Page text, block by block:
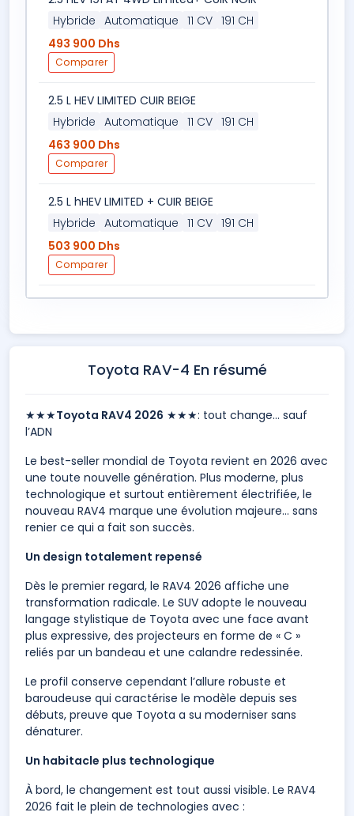
Hybride Automatique 11 CV 191 CH
493 900 Dhs
Comparer
2.5 L HEV LIMITED CUIR BEIGE
Hybride Automatique 11 CV 191 CH
463 900 Dhs
Comparer
2.5 L hHEV LIMITED + CUIR BEIGE
Hybride Automatique 11 CV 191 CH
503 900 Dhs
Comparer
Toyota RAV-4 En résumé
★★★Toyota RAV4 2026 ★★★: tout change… sauf
l’ADN
Le best-seller mondial de Toyota revient en 2026 avec
une toute nouvelle génération. Plus moderne, plus
technologique et surtout entièrement électrifiée, le
nouveau RAV4 marque une évolution majeure… sans
renier ce qui a fait son succès.
Un design totalement repensé
Dès le premier regard, le RAV4 2026 affiche une
transformation radicale. Le SUV adopte le nouveau
langage stylistique de Toyota avec une face avant
plus expressive, des projecteurs en forme de « C »
reliés par un bandeau et une calandre redessinée.
Le profil conserve cependant l’allure robuste et
baroudeuse qui caractérise le modèle depuis ses
débuts, preuve que Toyota a su moderniser sans
dénaturer.
Un habitacle plus technologique
À bord, le changement est tout aussi visible. Le RAV4
2026 fait le plein de technologies avec :